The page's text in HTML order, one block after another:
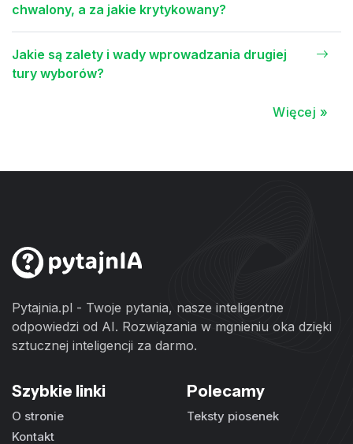
chwalony, a za jakie krytykowany?
Jakie są zalety i wady wprowadzania drugiej
tury wyborów?
Więcej »
Pytajnia.pl - Twoje pytania, nasze inteligentne
odpowiedzi od AI. Rozwiązania w mgnieniu oka dzięki
sztucznej inteligencji za darmo.
Szybkie linki
O stronie
Kontakt
Polecamy
Teksty piosenek